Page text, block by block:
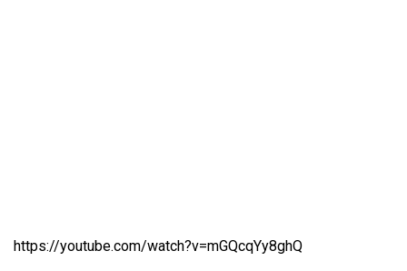
https://youtube.com/watch?v=mGQcqYy8ghQ